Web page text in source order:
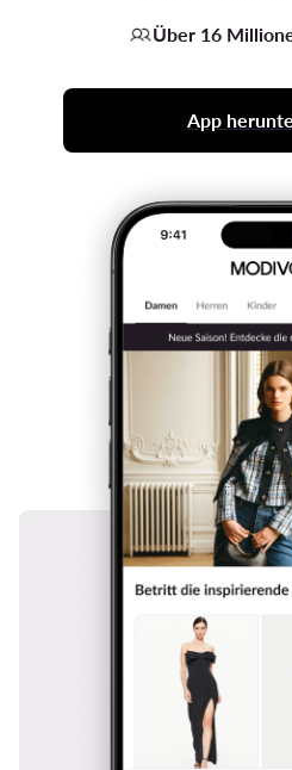
Über 16
App